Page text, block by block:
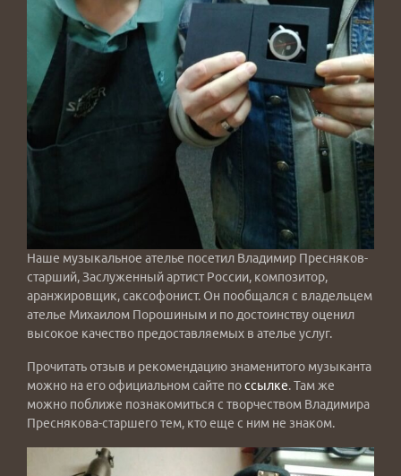
Наше музыкальное ателье посетил Владимир Пресняков-
старший, Заслуженный артист России, композитор,
аранжировщик, саксофонист. Он пообщался с владельцем
ателье Михаилом Порошиным и по достоинству оценил
высокое качество предоставляемых в ателье услуг.
Прочитать отзыв и рекомендацию знаменитого музыканта
можно на его официальном сайте поссылке. Там же
можно поближе познакомиться с творчеством Владимира
Преснякова-старшего тем, кто еще с ним не знаком.